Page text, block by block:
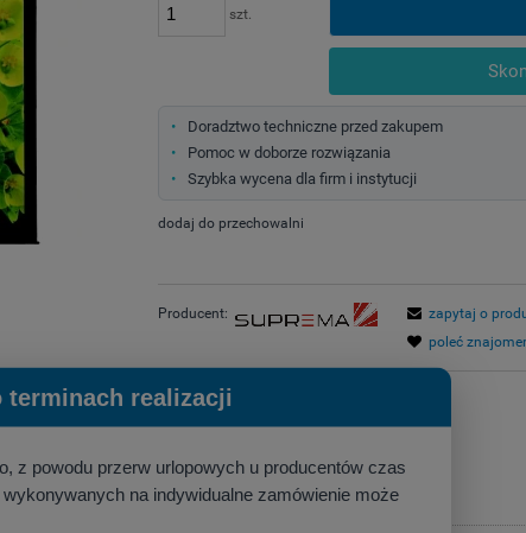
szt.
Doradztwo techniczne przed zakupem
Pomoc w doborze rozwiązania
Szybka wycena dla firm i instytucji
dodaj do przechowalni
Producent:
zapytaj o
poleć
terminach realizacji
z powodu przerw urlopowych u producentów czas
na indywidualne zamówienie może